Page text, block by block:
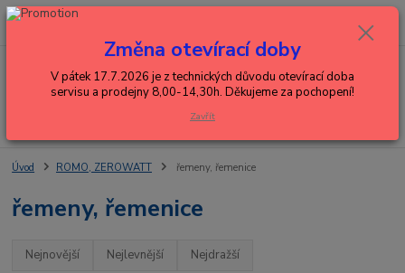
Menu
+420 602 288 130
0,00 Kč
Úvod ROMO, ZEROWATT řemeny, řemenice
řemeny, řemenice
Nejnovější Nejlevnější Nejdražší
Změna otevírací doby
V pátek 17.7.2026 je z technických důvodu otevírací doba
servisu a prodejny 8,00-14,30h. Děkujeme za pochopení!
Zavřít